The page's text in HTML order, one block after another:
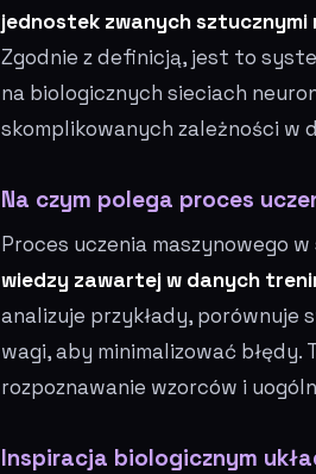
jednostek zwanych sztucznymi
Zgodnie z definicją, jest to
na biologicznych sieciach
skomplikowanych zależności w
Na czym polega proces
Proces uczenia maszynowego
wiedzy zawartej w danych
analizuje przykłady, porównuje
wagi, aby minimalizować
rozpoznawanie wzorców i
Inspiracja biologicznym